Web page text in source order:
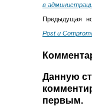
в
Предыдущая
Post и
Данную
первым.